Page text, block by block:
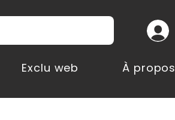
Exclu web À propos